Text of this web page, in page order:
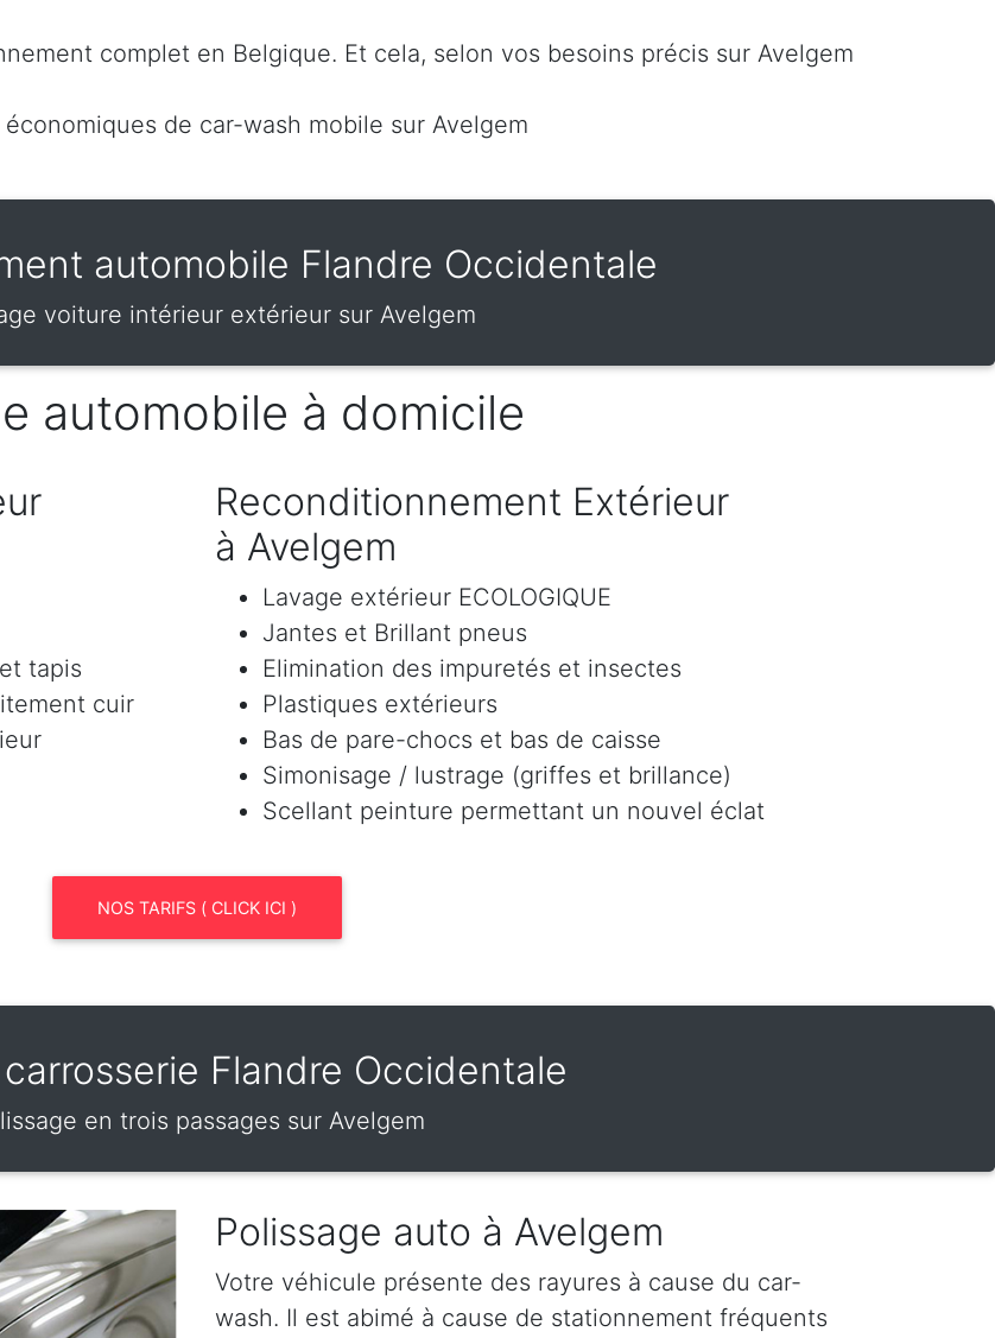
complet en Belgique. Et cela, selon vos besoins précis sur Avelgem
de car-wash mobile sur Avelgem
automobile Flandre Occidentale
voiture intérieur extérieur sur Avelgem
automobile à domicile
tapis
cuir
Reconditionnement Extérieur
à Avelgem
Lavage extérieur ECOLOGIQUE
Jantes et Brillant pneus
Elimination des impuretés et insectes
Plastiques extérieurs
Bas de pare-chocs et bas de caisse
Simonisage / lustrage (griffes et brillance)
Scellant peinture permettant un nouvel éclat
NOS TARIFS ( CLICK ICI )
Flandre Occidentale
en trois passages sur Avelgem
Polissage auto à Avelgem
Votre véhicule présente des rayures à cause du car-
wash. Il est abimé à cause de stationnement fréquents